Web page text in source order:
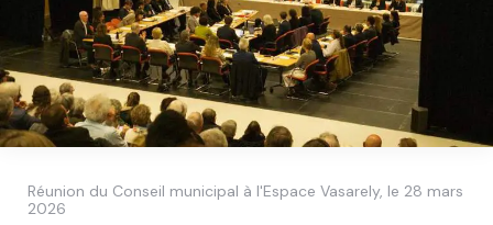
Réunion du Conseil municipal à l'Espace Vasarely, le 28 mars
2026